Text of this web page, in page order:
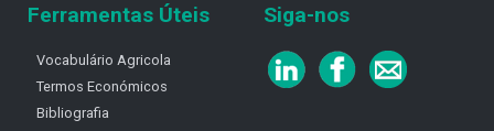
Ferramentas Úteis
Vocabulário Agricola
Termos Económicos
Bibliografia
Siga-nos